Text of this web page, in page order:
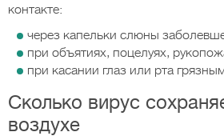
контакте:
через капельки слюны
при объятиях, поцелуях,
при касании глаз или рта
Сколько вирус
воздухе